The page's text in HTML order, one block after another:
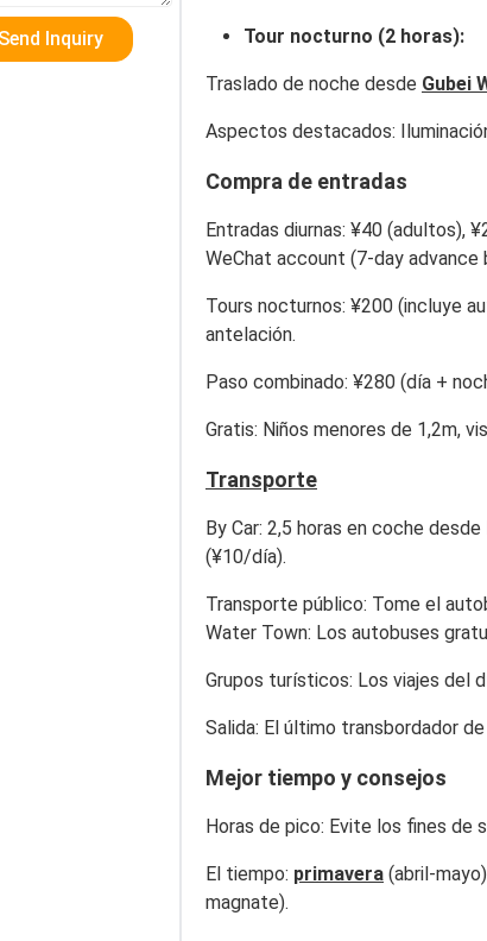
Tour nocturno (2 horas):
Traslado de noche desde Gubei
Aspectos destacados:
Compra de entradas
Entradas diurnas: ¥40 (adultos),
WeChat account (7-day advance
Tours nocturnos: ¥200 (incluye
antelación.
Paso combinado: ¥280 (día +
Gratis: Niños menores de 1,2m,
Transporte
By Car: 2,5 horas en coche
(¥10/día).
Transporte público: Tome el
Water Town: Los autobuses
Grupos turísticos: Los viajes del
Salida: El último transbordador
Mejor tiempo y consejos
Horas de pico: Evite los fines de
El tiempo: primavera (abril-
magnate).